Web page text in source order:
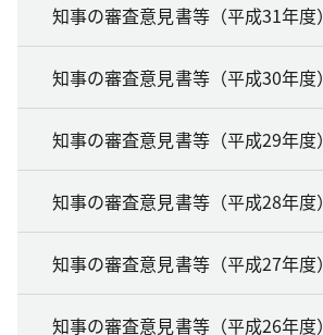
知事の審査意見書等（平成31年度）
知事の審査意見書等（平成30年度）
知事の審査意見書等（平成29年度）
知事の審査意見書等（平成28年度）
知事の審査意見書等（平成27年度）
知事の審査意見書等（平成26年度）